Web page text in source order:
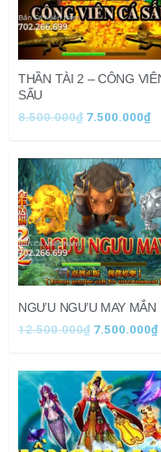
THẦN TÀI 2 – CÔNG
SẤU
8.500.000₫ 7.500.000₫
NGƯU NGƯU MAY MẮN
12.500.000₫
Giá
gốc
là:
7.500.000₫